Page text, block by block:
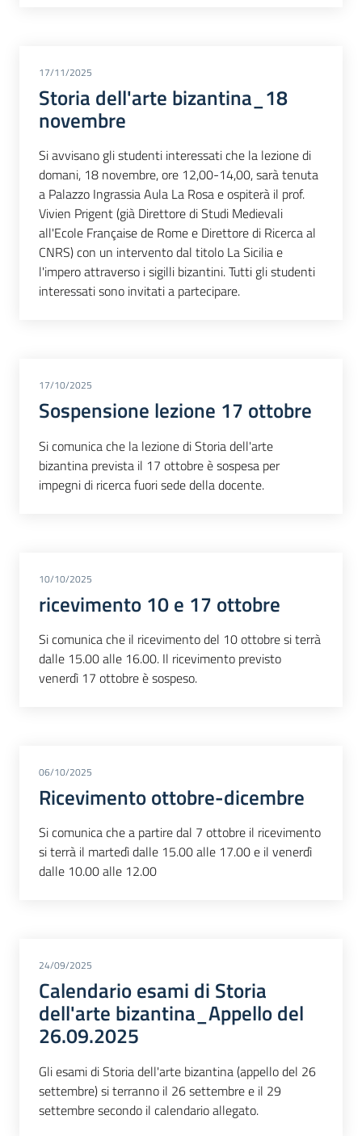
17/11/2025
Storia dell'arte bizantina_18
novembre
Si avvisano gli studenti interessati che la lezione di
domani, 18 novembre, ore 12,00-14,00, sarà tenuta
a Palazzo Ingrassia Aula La Rosa e ospiterà il prof.
Vivien Prigent (già Direttore di Studi Medievali
all'Ecole Française de Rome e Direttore di Ricerca al
CNRS) con un intervento dal titolo La Sicilia e
l'impero attraverso i sigilli bizantini. Tutti gli studenti
interessati sono invitati a partecipare.
17/10/2025
Sospensione lezione 17 ottobre
Si comunica che la lezione di Storia dell'arte
bizantina prevista il 17 ottobre è sospesa per
impegni di ricerca fuori sede della docente.
10/10/2025
ricevimento 10 e 17 ottobre
Si comunica che il ricevimento del 10 ottobre si terrà
dalle 15.00 alle 16.00. Il ricevimento previsto
venerdì 17 ottobre è sospeso.
06/10/2025
Ricevimento ottobre-dicembre
Si comunica che a partire dal 7 ottobre il ricevimento
si terrà il martedì dalle 15.00 alle 17.00 e il venerdì
dalle 10.00 alle 12.00
24/09/2025
Calendario esami di Storia
dell'arte bizantina_Appello del
26.09.2025
Gli esami di Storia dell'arte bizantina (appello del 26
settembre) si terranno il 26 settembre e il 29
settembre secondo il calendario allegato.